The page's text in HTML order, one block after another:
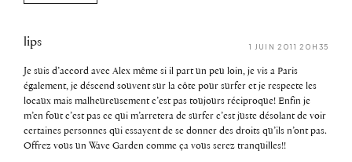
lips 1 JUIN 2011 20H35
Je suis d’accord avec Alex même si il part un peu loin, je vis a Paris
également, je déscend souvent sur la côte pour surfer et je respecte les
locaux mais malheureusement c’est pas toujours réciproque! Enfin je
m’en fout c’est pas ce qui m’arretera de surfer c’est juste désolant de voir
certaines personnes qui essayent de se donner des droits qu’ils n’ont pas.
Offrez vous un Wave Garden comme ça vous serez tranquilles!!